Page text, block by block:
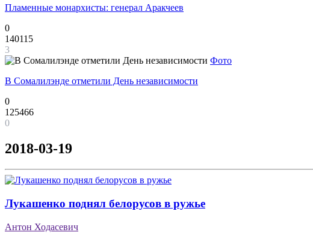
Пламенные монархисты: генерал Аракчеев
0
140115
3
Фото
В Сомалилэнде отметили День независимости
0
125466
0
2018-03-19
Лукашенко поднял белорусов в ружье
Антон Ходасевич